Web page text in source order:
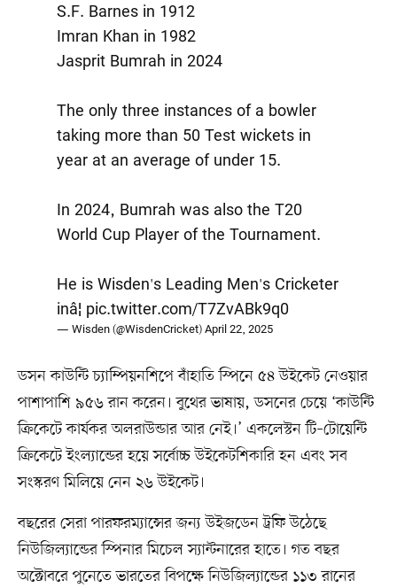
S.F. Barnes in 1912
Imran Khan in 1982
Jasprit Bumrah in 2024
The only three instances of a bowler
taking more than 50 Test wickets in
year at an average of under 15.
In 2024, Bumrah was also the T20
World Cup Player of the Tournament.
He is Wisden's Leading Men's Cricketer
inâ¦ pic.twitter.com/T7ZvABk9q0
— Wisden (@WisdenCricket)April 22, 2025
ডসন কাউন্টি চ্যাম্পিয়নশিপে বাঁহাতি স্পিনে ৫৪ উইকেট নেওয়ার
পাশাপাশি ৯৫৬ রান করেন। বুথের ভাষায়, ডসনের চেয়ে ‘কাউন্টি
ক্রিকেটে কার্যকর অলরাউন্ডার আর নেই।’ একলেস্টন টি–টোয়েন্টি
ক্রিকেটে ইংল্যান্ডের হয়ে সর্বোচ্চ উইকেটশিকারি হন এবং সব
সংস্করণ মিলিয়ে নেন ২৬ উইকেট।
বছরের সেরা পারফরম্যান্সের জন্য উইজডেন ট্রফি উঠেছে
নিউজিল্যান্ডের স্পিনার মিচেল স্যান্টনারের হাতে। গত বছর
অক্টোবরে পুনেতে ভারতের বিপক্ষে নিউজিল্যান্ডের ১১৩ রানের